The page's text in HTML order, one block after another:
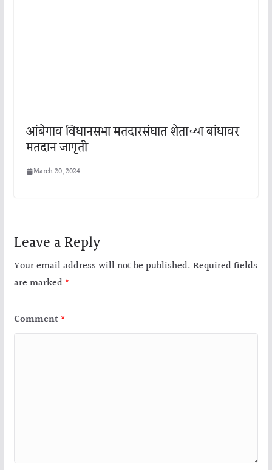
आंबेगाव विधानसभा मतदारसंघात शेताच्या बांधावर
मतदान जागृती
March 20, 2024
Leave a Reply
Your email address will not be published. Required fields
are marked *
Comment *